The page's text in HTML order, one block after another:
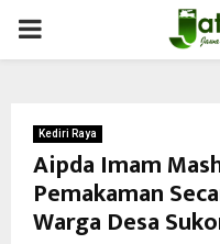
PRIMARY
Kediri Raya
Aipda Imam
Pemakaman
Warga Desa